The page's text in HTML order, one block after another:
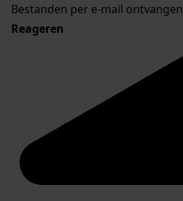
Bestanden per e-mail ontvangen
Reageren